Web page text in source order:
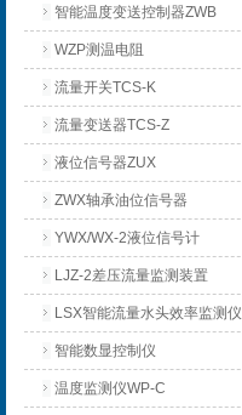
智能温度变送控制器ZWB
WZP测温电阻
流量开关TCS-K
流量变送器TCS-Z
液位信号器ZUX
ZWX轴承油位信号器
YWX/WX-2液位信号计
LJZ-2差压流量监测装置
LSX智能流量水头效率监测仪
智能数显控制仪
温度监测仪WP-C